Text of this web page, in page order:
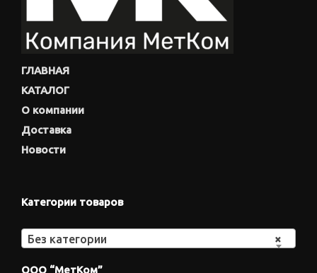
ГЛАВНАЯ
КАТАЛОГ
О компании
Доставка
Новости
Категории товаров
×
Без категории
ООО “МетКом”